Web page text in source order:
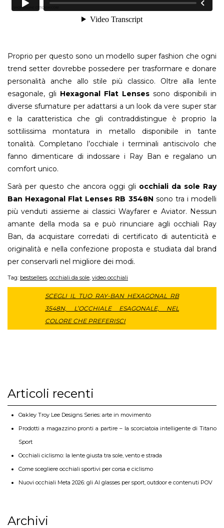
Proprio per questo sono un modello super fashion che ogni
trend setter dovrebbe possedere per trasformare e donare
personalità anche allo stile più classico. Oltre alla lente
esagonale, gli Hexagonal Flat Lenses sono disponibili in
diverse sfumature per adattarsi a un look da vere super star
e la caratteristica che gli contraddistingue è proprio la
sottilissima montatura in metallo disponibile in tante
tonalità. Completano l’occhiale i terminali antiscivolo che
fanno dimenticare di indossare i Ray Ban e regalano un
comfort unico.
Sarà per questo che ancora oggi gli occhiali da sole Ray
Ban Hexagonal Flat Lenses RB 3548N sono tra i modelli
più venduti assieme ai classici Wayfarer e Aviator. Nessun
amante della moda sa e può rinunciare agli occhiali Ray
Ban, da acquistare corredati di certificato di autenticità e
originalità e nella confezione proposta e studiata dal brand
per conservarli nel migliore dei modi.
Tag: bestsellers occhiali da sole video occhiali
SCEGLI IL TUO RAY-BAN HEXAGONAL RB
3548N, L’OCCHIALE ESAGONALE, NEL
COLORE CHE PREFERISCI
Articoli recenti
Oakley Troy Lee Designs Series: arte in movimento
Prodotti a magazzino pronti a partire – la scorciatoia intelligente di Titano
Sport
Occhiali ciclismo: la lente giusta tra sole, vento e strada
Come scegliere occhiali sportivi per corsa e ciclismo
Nuovi occhiali Meta 2026: gli AI glasses per sport, outdoor e contenuti POV
Archivi